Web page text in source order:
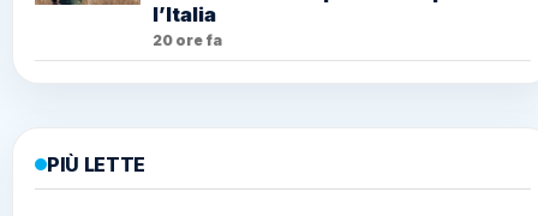
l’Italia
20 ore fa
PIÙ LETTE